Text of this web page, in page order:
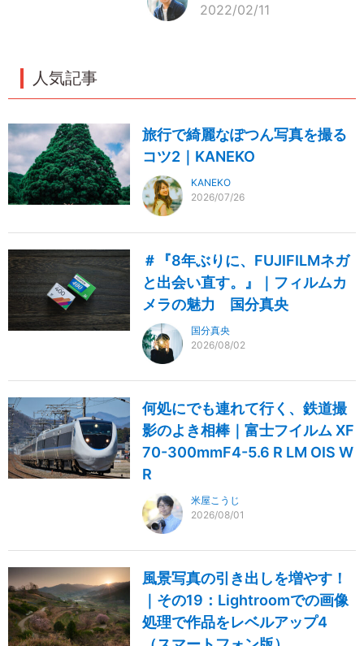
2022/02/11
人気記事
旅行で綺麗なぽつん写真を撮る
コツ2｜KANEKO
KANEKO
2026/07/26
＃『8年ぶりに、FUJIFILMネガ
と出会い直す。』｜フィルムカ
メラの魅力 国分真央
国分真央
2026/08/02
何処にでも連れて行く、鉄道撮
影のよき相棒｜富士フイルム XF
70-300mmF4-5.6 R LM OIS W
R
米屋こうじ
2026/08/01
風景写真の引き出しを増やす！
｜その19：Lightroomでの画像
処理で作品をレベルアップ4